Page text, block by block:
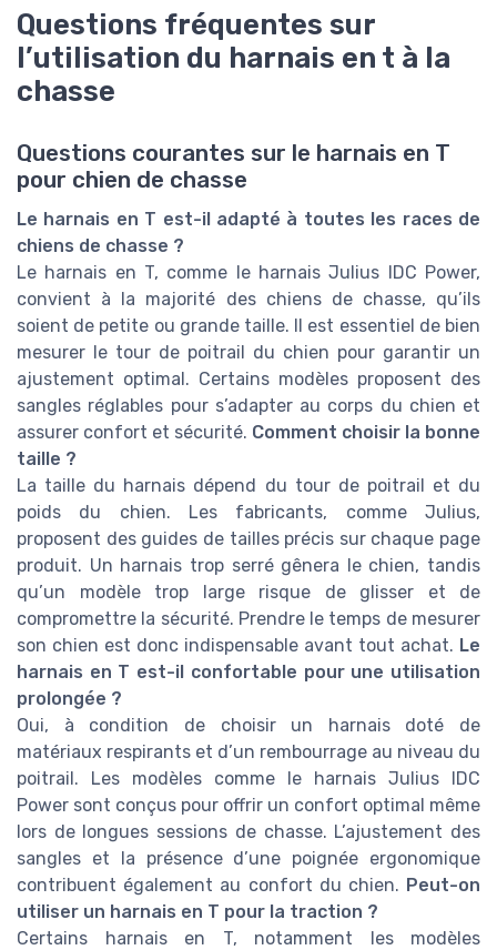
Questions fréquentes sur
l’utilisation du harnais en t à la
chasse
Questions courantes sur le harnais en T
pour chien de chasse
Le harnais en T est-il adapté à toutes les races de
chiens de chasse ?
Le harnais en T, comme le harnais Julius IDC Power,
convient à la majorité des chiens de chasse, qu’ils
soient de petite ou grande taille. Il est essentiel de bien
mesurer le tour de poitrail du chien pour garantir un
ajustement optimal. Certains modèles proposent des
sangles réglables pour s’adapter au corps du chien et
assurer confort et sécurité. Comment choisir la bonne
taille ?
La taille du harnais dépend du tour de poitrail et du
poids du chien. Les fabricants, comme Julius,
proposent des guides de tailles précis sur chaque page
produit. Un harnais trop serré gênera le chien, tandis
qu’un modèle trop large risque de glisser et de
compromettre la sécurité. Prendre le temps de mesurer
son chien est donc indispensable avant tout achat. Le
harnais en T est-il confortable pour une utilisation
prolongée ?
Oui, à condition de choisir un harnais doté de
matériaux respirants et d’un rembourrage au niveau du
poitrail. Les modèles comme le harnais Julius IDC
Power sont conçus pour offrir un confort optimal même
lors de longues sessions de chasse. L’ajustement des
sangles et la présence d’une poignée ergonomique
contribuent également au confort du chien. Peut-on
utiliser un harnais en T pour la traction ?
Certains harnais en T, notamment les modèles